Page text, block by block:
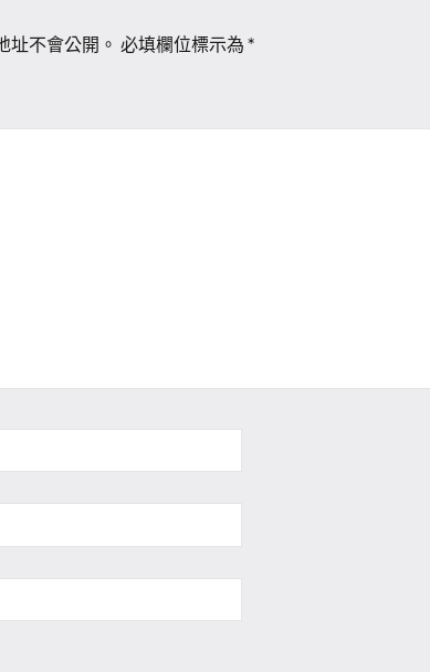
址不會公開。 必填欄位標示為 *